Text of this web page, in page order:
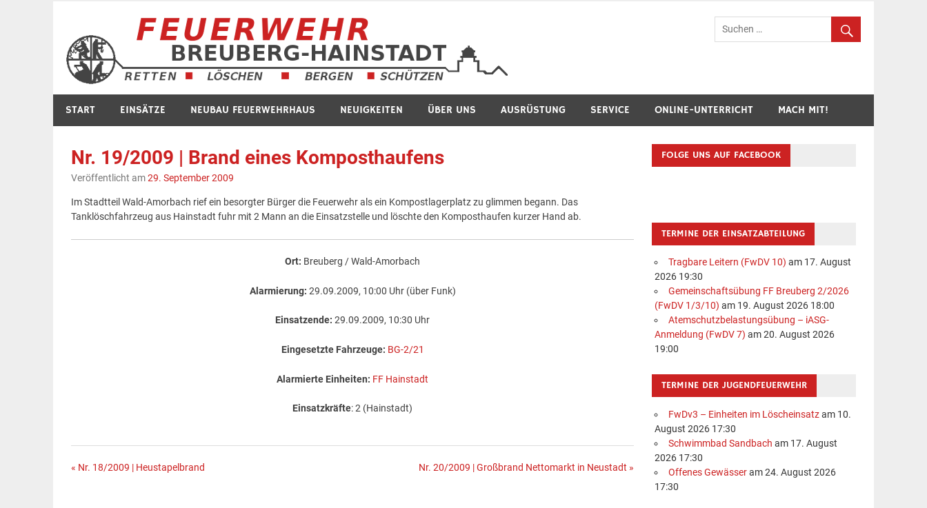
springen
Feuerwehr Breuberg-Hainstadt
START EINSÄTZE NEUBAU FEUERWEHRHAUS NEUIGKEITEN ÜBER UNS AUSRÜSTUNG SERVICE ONLINE-UNTERRICHT MACH MIT!
Nr. 19/2009 | Brand eines Komposthaufens
Veröffentlicht am29. September 2009
Im Stadtteil Wald-Amorbach rief ein besorgter Bürger die Feuerwehr als ein Kompostlagerplatz zu glimmen begann. Das
Tanklöschfahrzeug aus Hainstadt fuhr mit 2 Mann an die Einsatzstelle und löschte den Komposthaufen kurzer Hand ab.
Ort: Breuberg / Wald-Amorbach
Alarmierung: 29.09.2009, 10:00 Uhr (über Funk)
Einsatzende: 29.09.2009, 10:30 Uhr
Eingesetzte Fahrzeuge: BG-2/21
Alarmierte Einheiten: FF Hainstadt
Einsatzkräfte: 2 (Hainstadt)
Beitragsnavigation
« Nr. 18/2009 | Heustapelbrand Nr. 20/2009 | Großbrand Nettomarkt in Neustadt »
FOLGE UNS AUF FACEBOOK
TERMINE DER EINSATZABTEILUNG
Tragbare Leitern (FwDV 10) am 17. August
2026 19:30
Gemeinschaftsübung FF Breuberg 2/2026
(FwDV 1/3/10) am 19. August 2026 18:00
Atemschutzbelastungsübung – iASG-
Anmeldung (FwDV 7) am 20. August 2026
19:00
TERMINE DER JUGENDFEUERWEHR
FwDv3 – Einheiten im Löscheinsatzam 10.
August 2026 17:30
Schwimmbad Sandbach am 17. August
2026 17:30
Offenes Gewässeram 24. August 2026
17:30